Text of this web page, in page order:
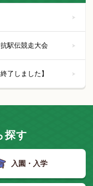
駅伝競走大会
了しました】
探す
入園・入学